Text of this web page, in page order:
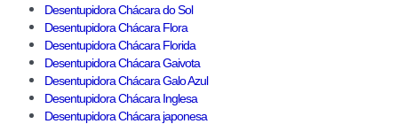
Desentupidora Chácara do Sol
Desentupidora Chácara Flora
Desentupidora Chácara Florida
Desentupidora Chácara Gaivota
Desentupidora Chácara Galo Azul
Desentupidora Chácara Inglesa
Desentupidora Chácara japonesa